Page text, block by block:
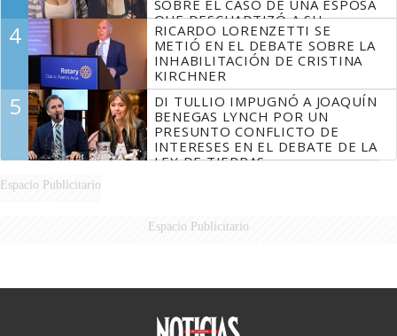
SOBRE EL CASO DE UNA ESPOSA
QUE DESCUARTIZÓ A SU
MARIDO
4
RICARDO LORENZETTI SE
METIÓ EN EL DEBATE SOBRE LA
INHABILITACIÓN DE CRISTINA
KIRCHNER
5
DI TULLIO IMPUGNÓ A JOAQUÍN
BENEGAS LYNCH POR UN
PRESUNTO CONFLICTO DE
INTERESES EN EL DEBATE DE LA
LEY DE TIERRAS
Espacio Publicitario
Espacio Publicitario